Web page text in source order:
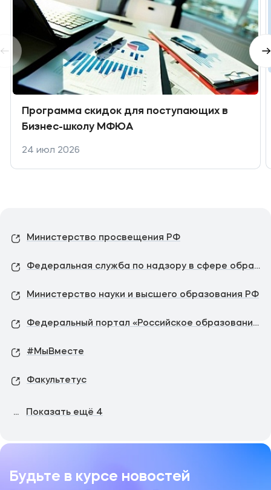
Программа скидок для поступающих в
Бизнес-школу МФЮА
24 июл 2026
Министерство просвещения РФ
Федеральная служба по надзору в сфере образования и науки
Министерство науки и высшего образования РФ
Федеральный портал «Российское образование»
#МыВместе
Факультетус
... Показать ещё 4
Будьте в курсе новостей